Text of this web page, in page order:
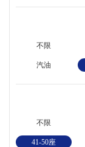
不限
汽油
不限
41-50座